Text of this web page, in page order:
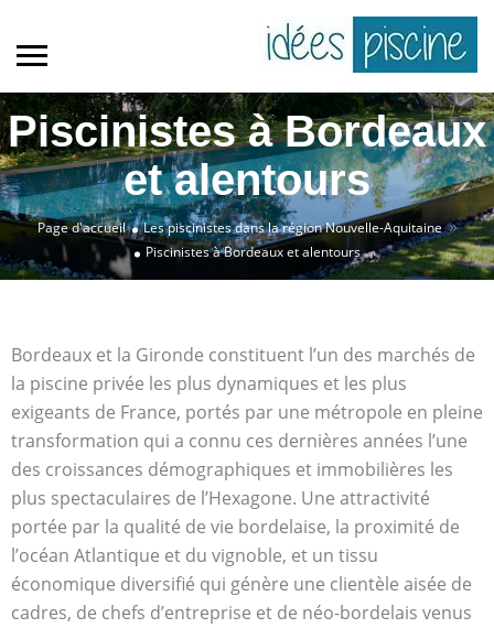
Piscinistes à Bordeaux
et alentours
Page d'accueil Les piscinistes dans la région Nouvelle-Aquitaine»
Piscinistes à Bordeaux et alentours
Bordeaux et la Gironde constituent l’un des marchés de
la piscine privée les plus dynamiques et les plus
exigeants de France, portés par une métropole en pleine
transformation qui a connu ces dernières années l’une
des croissances démographiques et immobilières les
plus spectaculaires de l’Hexagone. Une attractivité
portée par la qualité de vie bordelaise, la proximité de
l’océan Atlantique et du vignoble, et un tissu
économique diversifié qui génère une clientèle aisée de
cadres, de chefs d’entreprise et de néo-bordelais venus